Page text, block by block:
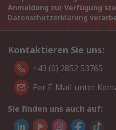
Anmeldung zur Verfügung
Datenschutzerklärung
Kontaktieren Sie uns:
+43 (0) 2852 53765
Per E-Mail unter
Sie finden uns auch auf: